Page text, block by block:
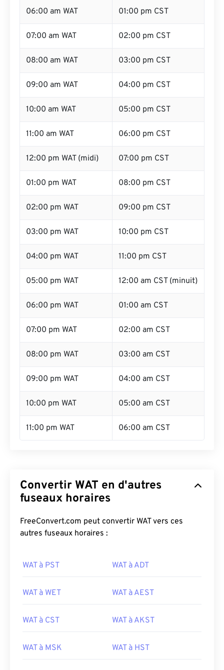
06:00 am WAT 01:00 pm CST
07:00 am WAT 02:00 pm CST
08:00 am WAT 03:00 pm CST
09:00 am WAT 04:00 pm CST
10:00 am WAT 05:00 pm CST
11:00 am WAT 06:00 pm CST
12:00 pm WAT (midi) 07:00 pm CST
01:00 pm WAT 08:00 pm CST
02:00 pm WAT 09:00 pm CST
03:00 pm WAT 10:00 pm CST
04:00 pm WAT 11:00 pm CST
05:00 pm WAT 12:00 am CST (minuit)
06:00 pm WAT 01:00 am CST
07:00 pm WAT 02:00 am CST
08:00 pm WAT 03:00 am CST
09:00 pm WAT 04:00 am CST
10:00 pm WAT 05:00 am CST
11:00 pm WAT 06:00 am CST
Convertir WAT en d'autres
fuseaux horaires
FreeConvert.com peut convertir WAT vers ces
autres fuseaux horaires :
WAT à PST WAT à ADT
WAT à WET WAT à AEST
WAT à CST WAT à AKST
WAT à MSK WAT à HST